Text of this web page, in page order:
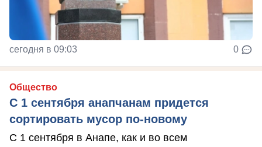
сегодня в 09:03 0
Общество
С 1 сентября анапчанам придется
сортировать мусор по-новому
С 1 сентября в Анапе, как и во всем